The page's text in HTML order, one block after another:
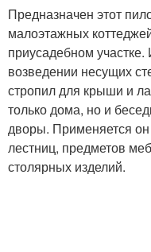
Предназначен этот
малоэтажных
приусадебном участке.
возведении несущих
стропил для крыши и
только дома, но и
дворы. Применяется он
лестниц, предметов
столярных изделий.